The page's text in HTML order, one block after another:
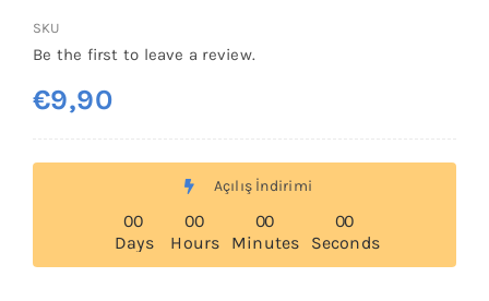
SKU
Be the first to leave a review.
€9,90
Açılış İndirimi
00
Days
00
Hours
00
Minutes
00
Seconds